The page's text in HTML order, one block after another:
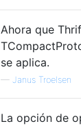
Ahora que
se aplica.
— Janus Troelsen
La opción de